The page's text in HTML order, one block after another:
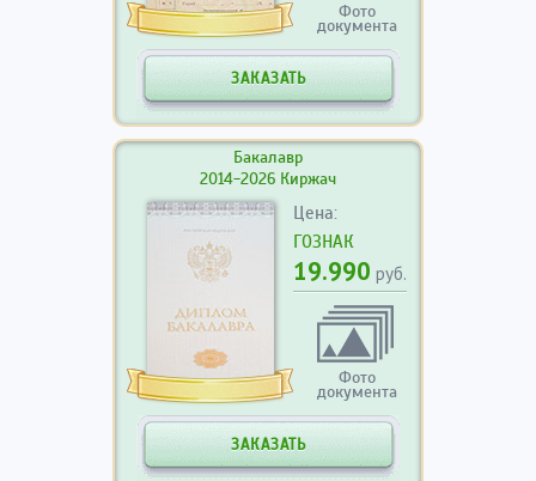
Фото
документа
ЗАКАЗАТЬ
Бакалавр
2014-2026 Киржач
Цена:
ГОЗНАК
19.990 руб.
Фото
документа
ЗАКАЗАТЬ